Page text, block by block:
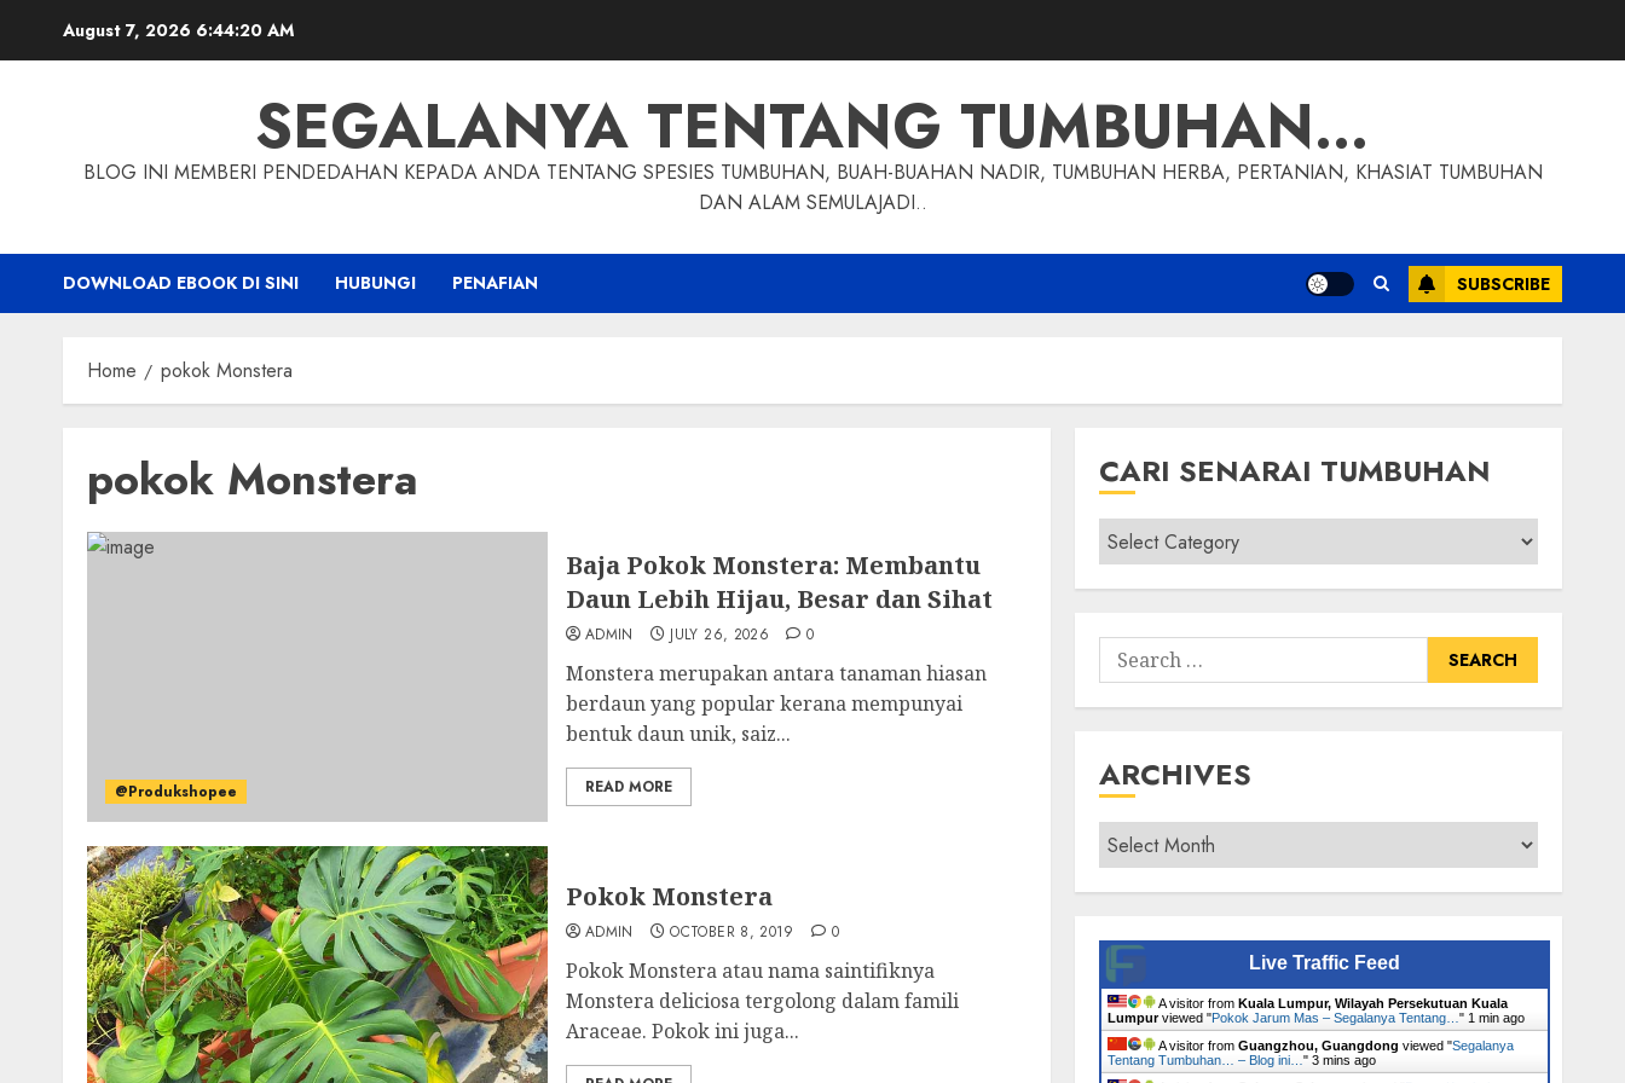
August 7, 2026 6:44:21 AM
SEGALANYA TENTANG TUMBUHAN…
BLOG INI MEMBERI PENDEDAHAN KEPADA ANDA TENTANG SPESIES TUMBUHAN, BUAH-BUAHAN NADIR, TUMBUHAN HERBA, PERTANIAN, KHASIAT TUMBUHAN
DAN ALAM SEMULAJADI..
DOWNLOAD EBOOK DI SINI HUBUNGI PENAFIAN SUBSCRIBE
Home pokok Monstera
pokok Monstera
@Produkshopee
Baja Pokok Monstera: Membantu
Daun Lebih Hijau, Besar dan Sihat
ADMIN JULY 26, 2026 0
Monstera merupakan antara tanaman hiasan
berdaun yang popular kerana mempunyai
bentuk daun unik, saiz...
READ MORE
Pokok Monstera
ADMIN OCTOBER 8, 2019 0
Pokok Monstera atau nama saintifiknya
Monstera deliciosa tergolong dalam famili
Araceae. Pokok ini juga...
CARI SENARAI TUMBUHAN
Cari
Senarai
Tumbuhan
Search
for:
ARCHIVES
Archives
Live Traffic Feed
A visitor from Kuala Lumpur, Wilayah Persekutuan Kuala
Lumpurviewed "Pokok Jarum Mas – Segalanya Tentang… " 1 min ago
A visitor from Guangzhou, Guangdong viewed "Segalanya
Tentang Tumbuhan… – Blog ini… " 3 mins ago